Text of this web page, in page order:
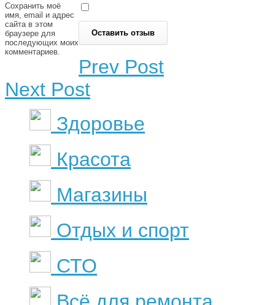
Сохранить моё
имя, email и адрес
сайта в этом
браузере для
последующих моих
комментариев.
Prev Post
Next Post
Здоровье
Красота
Магазины
Отдых и спорт
СТО